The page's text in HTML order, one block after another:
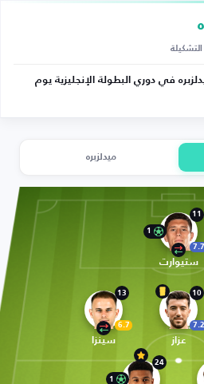
التشكيلة
في دوري البطولة الإنجليزية يوم
ميدلزبره
11
7.7
1
ستيوارت
13
6.7
سينزا
10
7.2
عزاز
24
1